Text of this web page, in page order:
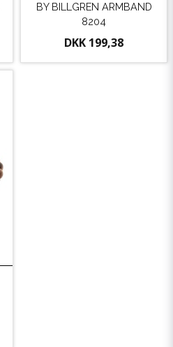
BY BILLGREN ARMBAND
8204
DKK 199,38